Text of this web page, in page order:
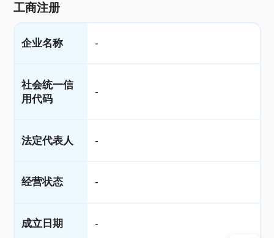
工商注册
企业名称 -
社会统一信
用代码
-
法定代表人 -
经营状态 -
成立日期 -